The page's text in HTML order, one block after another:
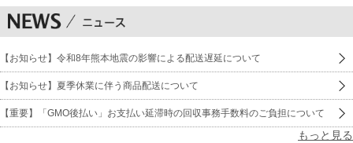
【お知らせ】令和8年熊本地震の影響による配送遅延について
【お知らせ】夏季休業に伴う商品配送について
【重要】「GMO後払い」お支払い延滞時の回収事務手数料のご負担について
もっと見る